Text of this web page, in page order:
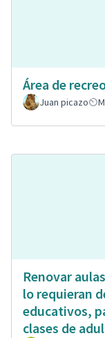
Área de
Juan picazo
Renovar
lo requieran
educativos,
clases de